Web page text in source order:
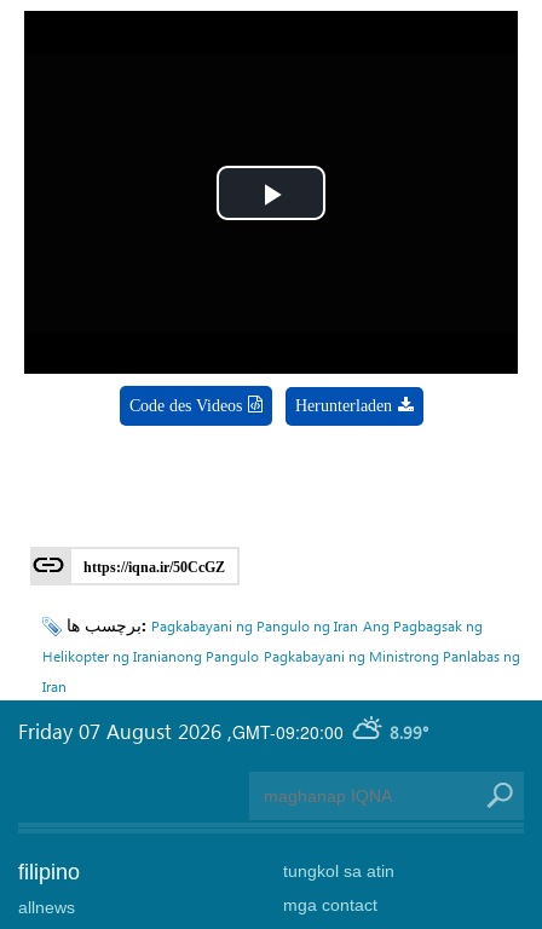
Play
Code des Videos Herunterladen
https://iqna.ir/50CcGZ
برچسب ها: Pagkabayani ng Pangulo ng Iran Ang Pagbagsak ng
Helikopter ng Iranianong Pangulo Pagkabayani ng Ministrong Panlabas ng
Iran
GMT-09:20:00 8.99°
Friday 07 August 2026 ,
filipino
allnews
tungkol sa atin
mga contact